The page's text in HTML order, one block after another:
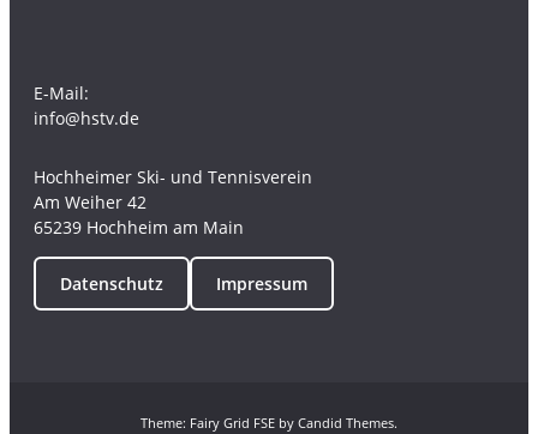
E-Mail:
info@hstv.de
Hochheimer Ski- und Tennisverein
Am Weiher 42
65239 Hochheim am Main
Datenschutz Impressum
Theme: Fairy Grid FSE by Candid Themes.